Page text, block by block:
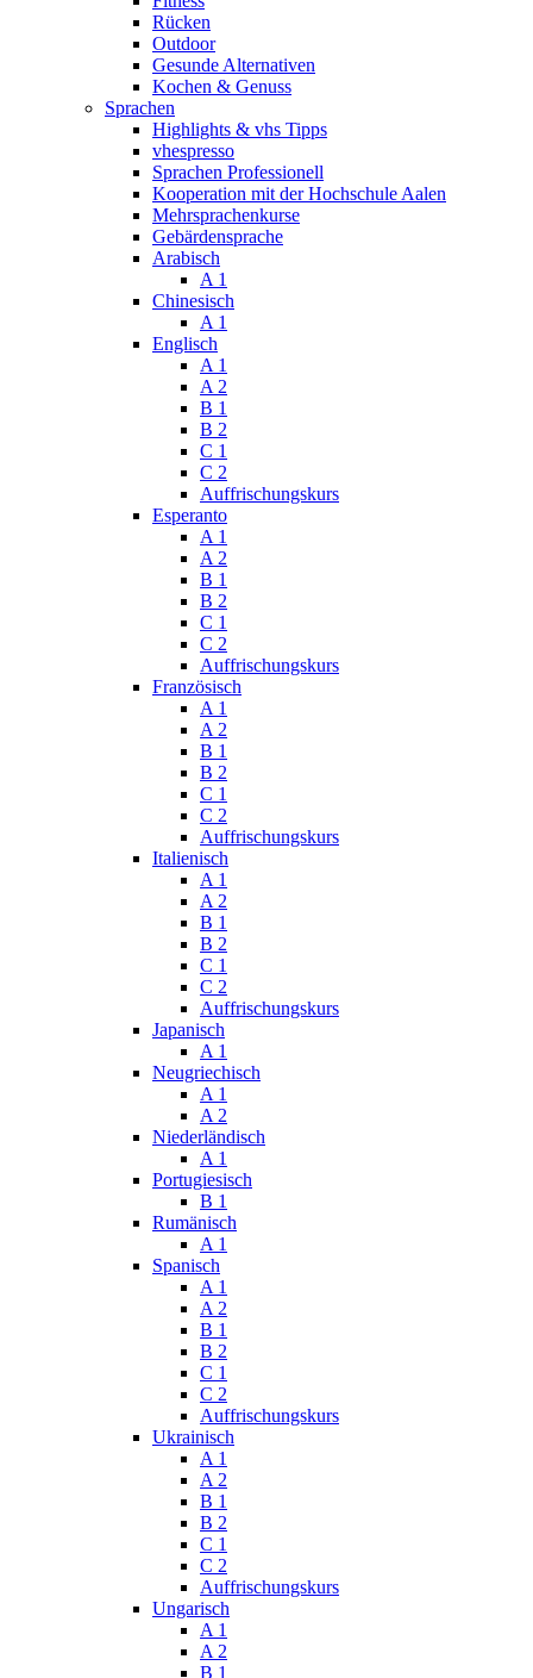
Rücken
Outdoor
Gesunde Alternativen
Kochen & Genuss
Sprachen
Highlights & vhs Tipps
vhespresso
Sprachen Professionell
Kooperation mit der Hochschule Aalen
Mehrsprachenkurse
Gebärdensprache
Arabisch
A 1
Chinesisch
A 1
Englisch
A 1
A 2
B 1
B 2
C 1
C 2
Auffrischungskurs
Esperanto
A 1
A 2
B 1
B 2
C 1
C 2
Auffrischungskurs
Französisch
A 1
A 2
B 1
B 2
C 1
C 2
Auffrischungskurs
Italienisch
A 1
A 2
B 1
B 2
C 1
C 2
Auffrischungskurs
Japanisch
A 1
Neugriechisch
A 1
A 2
Niederländisch
A 1
Portugiesisch
B 1
Rumänisch
A 1
Spanisch
A 1
A 2
B 1
B 2
C 1
C 2
Auffrischungskurs
Ukrainisch
A 1
A 2
B 1
B 2
C 1
C 2
Auffrischungskurs
Ungarisch
A 1
A 2
B 1